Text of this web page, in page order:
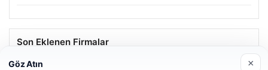
Son Eklenen Firmalar
Göz Atın ×